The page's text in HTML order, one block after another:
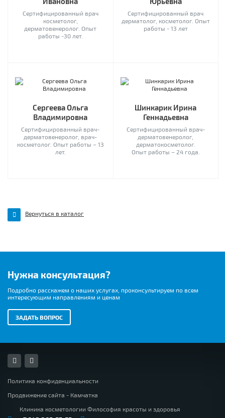
Сертифицированный врач
косметолог,
дерматовенеролог. Опыт
работы -30 лет.
Сертифицированный врач
дерматолог, косметолог. Опыт
работы - 13 лет
Сергеева Ольга
Владимировна
Сертифицированный врач-
дерматовенеролог, врач-
косметолог. Опыт работы – 13
лет.
Шинкарик Ирина
Геннадьевна
Сертифицированный врач-
дерматовенеролог,
дерматокосметолог.
Опыт работы – 24 года.
Вернуться в каталог
Нужна консультация?
Подробно расскажем о наших услугах, проконсультируем по всем
интересующим направлениям и ценам
ЗАДАТЬ ВОПРОС
Политика конфиденциальности
Продвижение сайта - Камчатка
Клиника косметологии Философия красоты и здоровья